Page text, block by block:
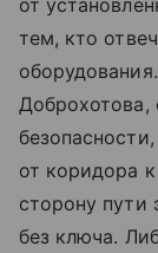
тем, кто
Доброхотова,
от коридора
сторону пути
без ключа.